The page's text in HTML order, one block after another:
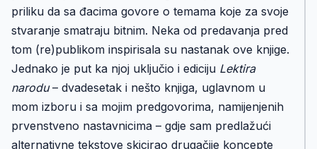
priliku da sa đacima govore o temama koje za svoje
stvaranje smatraju bitnim. Neka od predavanja pred
tom (re)publikom inspirisala su nastanak ove knjige.
Jednako je put ka njoj uključio i ediciju Lektira
narodu– dvadesetak i nešto knjiga, uglavnom u
mom izboru i sa mojim predgovorima, namijenjenih
prvenstveno nastavnicima – gdje sam predlažući
alternativne tekstove skicirao drugačije koncepte